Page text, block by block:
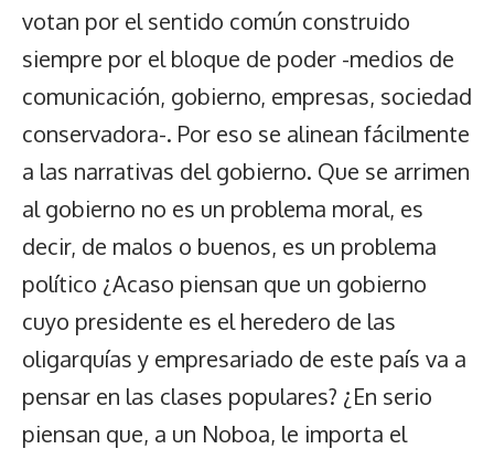
votan por el sentido común construido
siempre por el bloque de poder -medios de
comunicación, gobierno, empresas, sociedad
conservadora-. Por eso se alinean fácilmente
a las narrativas del gobierno. Que se arrimen
al gobierno no es un problema moral, es
decir, de malos o buenos, es un problema
político ¿Acaso piensan que un gobierno
cuyo presidente es el heredero de las
oligarquías y empresariado de este país va a
pensar en las clases populares? ¿En serio
piensan que, a un Noboa, le importa el